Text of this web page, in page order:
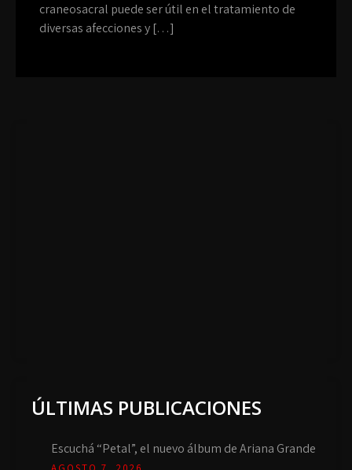
craneosacral puede ser útil en el tratamiento de
diversas afecciones y […]
ÚLTIMAS PUBLICACIONES
Escuchá “Petal”, el nuevo álbum de Ariana Grande